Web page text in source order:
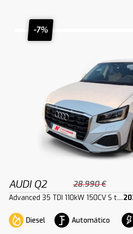
-7%
AUDI Q2 28.990 €
Advanced 35 TDI 110kW 150CV S tronic
Diesel Automático